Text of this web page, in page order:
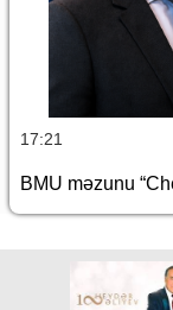
17:21
BMU məzunu